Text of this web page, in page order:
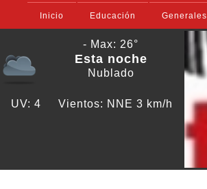
Inicio Educación Generales
- Max: 26°
Esta noche
Nublado
UV: 4 Vientos: NNE 3 km/h